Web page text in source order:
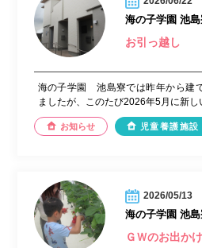
海の子学園 池島
お引っ越し
海の子学園 池島寮では昨年から建
ましたが、このたび2026年5月に新し
お知らせ 児童養護施設
2026/05/13
海の子学園 池島
ＧＷのお出かけ